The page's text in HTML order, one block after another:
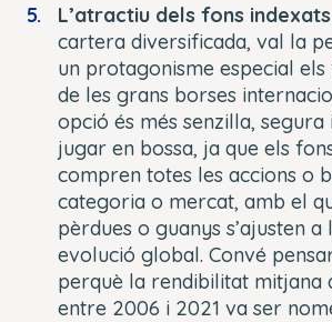
L’atractiu dels fons
cartera diversificada, val la
un protagonisme especial els
de les grans borses
opció és més senzilla,
jugar en bossa, ja que els
compren totes les accions o
categoria o mercat, amb el
pèrdues o guanys s’ajusten a
evolució global. Convé
perquè la rendibilitat mitjana
entre 2006 i 2021 va ser